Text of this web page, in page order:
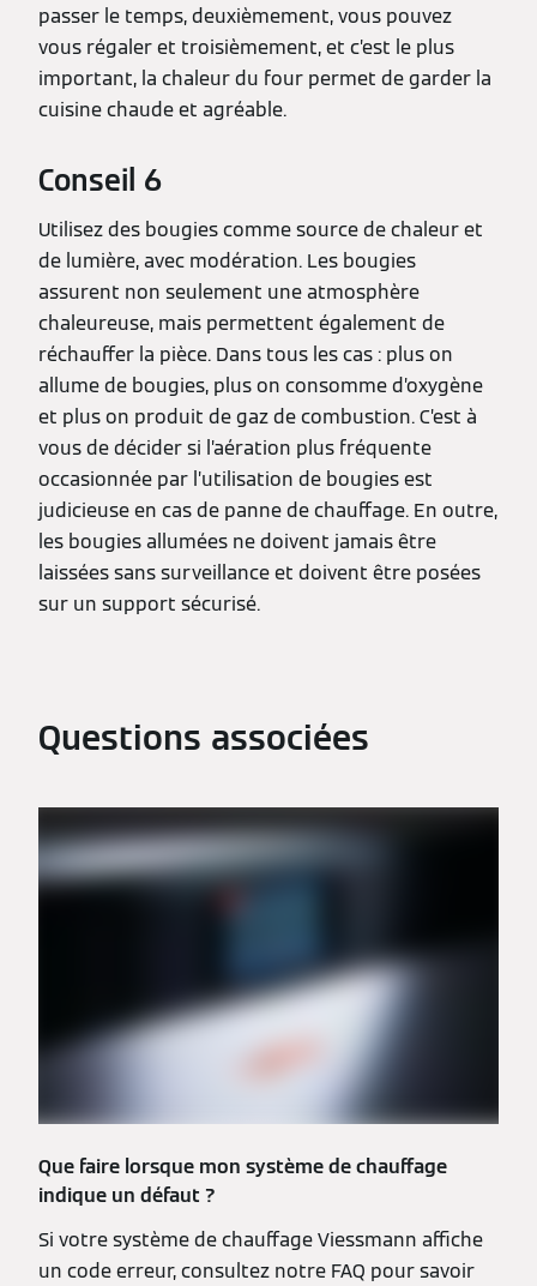
passer le temps, deuxièmement, vous pouvez
vous régaler et troisièmement, et c’est le plus
important, la chaleur du four permet de garder la
cuisine chaude et agréable.
Conseil 6
Utilisez des bougies comme source de chaleur et
de lumière, avec modération. Les bougies
assurent non seulement une atmosphère
chaleureuse, mais permettent également de
réchauffer la pièce. Dans tous les cas : plus on
allume de bougies, plus on consomme d’oxygène
et plus on produit de gaz de combustion. C’est à
vous de décider si l’aération plus fréquente
occasionnée par l’utilisation de bougies est
judicieuse en cas de panne de chauffage. En outre,
les bougies allumées ne doivent jamais être
laissées sans surveillance et doivent être posées
sur un support sécurisé.
Questions associées
Que faire lorsque mon système de chauffage
indique un défaut ?
Si votre système de chauffage Viessmann affiche
un code erreur, consultez notre FAQ pour savoir